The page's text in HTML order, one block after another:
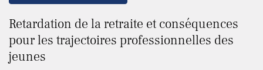
Retardation de la retraite et conséquences
pour les trajectoires professionnelles des
jeunes